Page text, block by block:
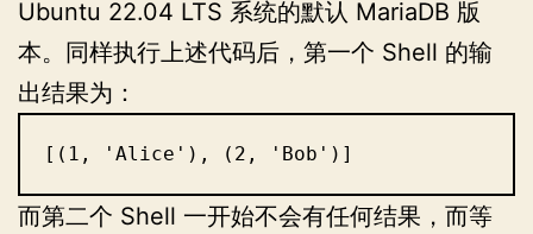
Ubuntu 22.04 LTS 系统的默认 MariaDB 版
本。同样执行上述代码后，第一个 Shell 的输
出结果为：
[(1, 'Alice'), (2, 'Bob')]
而第二个 Shell 一开始不会有任何结果，而等